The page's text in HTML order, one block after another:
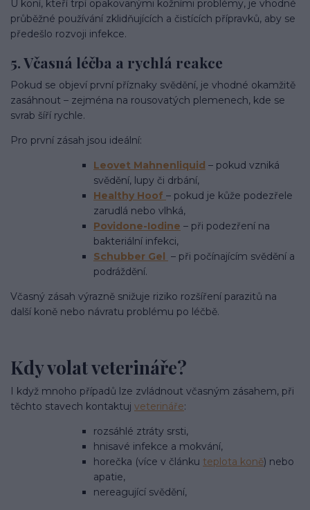
U koní, kteří trpí opakovanými kožními problémy, je vhodné
průběžné používání zklidňujících a čistících přípravků, aby se
předešlo rozvoji infekce.
5. Včasná léčba a rychlá reakce
Pokud se objeví první příznaky svědění, je vhodné okamžitě
zasáhnout – zejména na rousovatých plemenech, kde se
svrab šíří rychle.
Pro první zásah jsou ideální:
Leovet Mahnenliquid – pokud vzniká
svědění, lupy či drbání,
Healthy Hoof – pokud je kůže podezřele
zarudlá nebo vlhká,
Povidone-Iodine – při podezření na
bakteriální infekci,
Schubber Gel – při počínajícím svědění a
podráždění.
Včasný zásah výrazně snižuje riziko rozšíření parazitů na
další koně nebo návratu problému po léčbě.
Kdy volat veterináře?
I když mnoho případů lze zvládnout včasným zásahem, při
těchto stavech kontaktuj veterináře:
rozsáhlé ztráty srsti,
hnisavé infekce a mokvání,
horečka (více v článku teplota koně) nebo
apatie,
nereagující svědění,